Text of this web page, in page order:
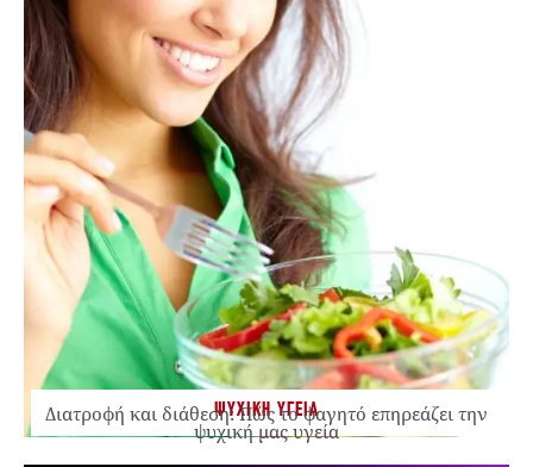
ΨΥΧΙΚΗ ΥΓΕΙΑ
Διατροφή και διάθεση: Πώς το φαγητό επηρεάζει την
ψυχική μας υγεία